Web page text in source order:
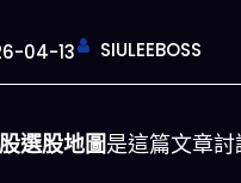
04-13 SIULEEBOSS
選股地圖是這篇文章